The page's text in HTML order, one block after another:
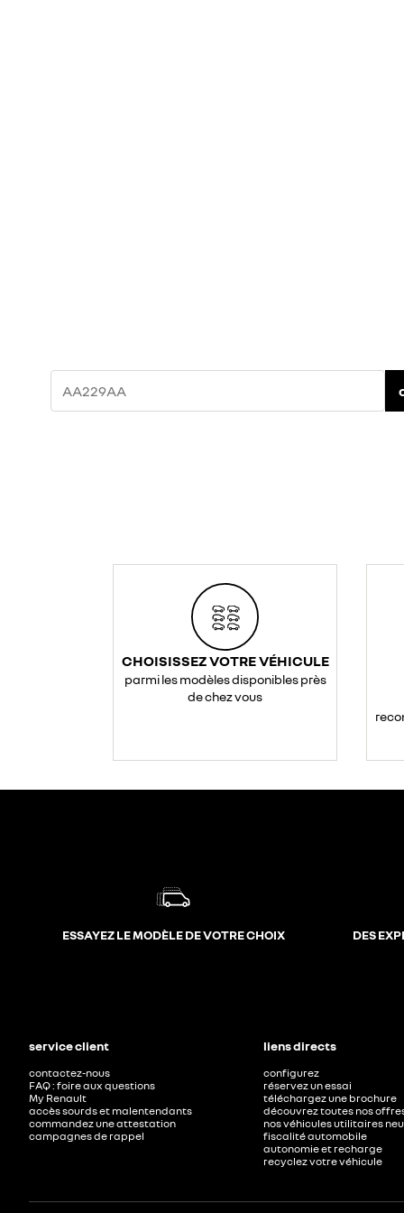
CHOISISSEZ VOTRE VÉHICULE
parmi les modèles disponibles près
de chez vous
ESSAYEZ LE MODÈLE DE VOTRE CHOIX DES
service client
contactez-nous
FAQ : foire aux questions
My Renault
accès sourds et malentendants
commandez une attestation
campagnes de rappel
liens directs
configurez
réservez un essai
téléchargez une brochure
découvrez toutes nos
nos véhicules utilitaires
fiscalité automobile
autonomie et recharge
recyclez votre véhicule